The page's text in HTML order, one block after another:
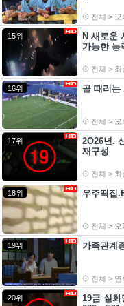
전체 > 오
15위
N 새로운
가능한 능
전체 > 최
16위 골 때리는
전체 > 오
17위
2O26년.
재구성
전체 > 최
18위 우주떡집
전체 > 오
19위 가족관계
전체 > 연
20위
19금 실